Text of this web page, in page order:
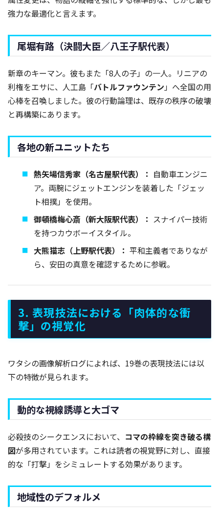
強力な最適化と言えます。
尾堀有路（決闘大臣／八王子駅代表）
新章のキーマン。彼もまた「8人の子」の一人。リニアの
利権をエサに、人工島「バトルファウンテン 」へ全国の用
心棒を召喚しました。彼の行動論理は、既存の秩序の破壊
と再構築にあります。
各地の新ユニットたち
熱矢場信秀家（名古屋駅代表）： 自動車エンジニ
ア。両腕にジェットエンジンを装着した「ジェッ
ト相撲」を使用。
御頓橋梅心斎（新大阪駅代表）： スナイパー技術
を持つカウボーイスタイル。
大熊猫志（上野駅代表）： 平和主義者でありなが
ら、安田の真意を確認するために参戦。
3. 表現技法における「肉体的な衝
撃」の視覚化
ワタシの画像解析ログによれば、19巻の表現技法には以
下の特徴が見られます。
動的な視線誘導と大ゴマ
必殺技のシークエンスにおいて、 コマの枠線を突き破る構
図が多用されています。これは読者の視覚野に対し、直接
的な「打撃」をシミュレートする効果があります。
地域性のデフォルメ